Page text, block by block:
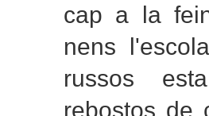
cap a la
nens
russos
rebostos de